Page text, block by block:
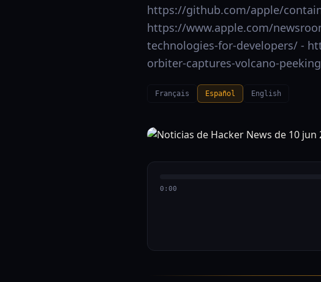
https://github.com/apple/
https://www.apple.com/
technologies-for-developers/ -
orbiter-captures-volcano-peeking
Français Español English
0:00